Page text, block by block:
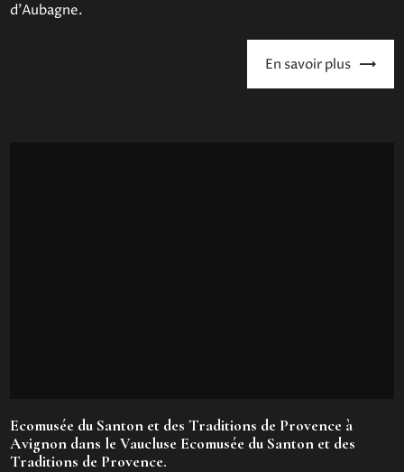
d’Aubagne.
En savoir plus
Ecomusée du Santon et des Traditions de Provence à
Avignon dans le Vaucluse Ecomusée du Santon et des
Traditions de Provence.